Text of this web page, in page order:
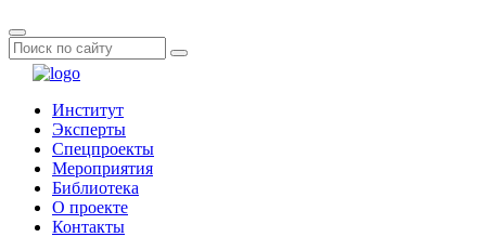
Институт
Эксперты
Спецпроекты
Мероприятия
Библиотека
О проекте
Контакты